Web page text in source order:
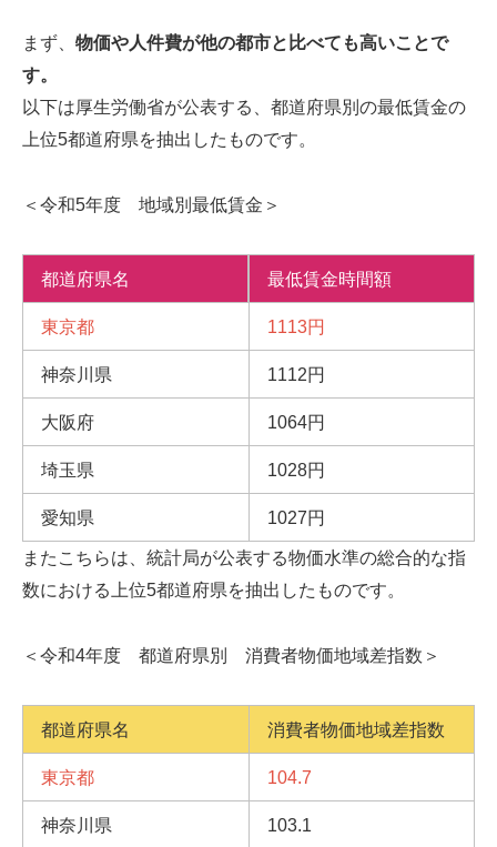
まず、 物価や人件費が他の都市と比べても高いことで
す。
以下は厚生労働省が公表する、都道府県別の最低賃金の
上位5都道府県を抽出したものです。
＜令和5年度 地域別最低賃金＞
都道府県名 最低賃金時間額
東京都 1113円
神奈川県 1112円
大阪府 1064円
埼玉県 1028円
愛知県 1027円
またこちらは、統計局が公表する物価水準の総合的な指
数における上位5都道府県を抽出したものです。
＜令和4年度 都道府県別 消費者物価地域差指数＞
都道府県名 消費者物価地域差指数
東京都 104.7
神奈川県 103.1